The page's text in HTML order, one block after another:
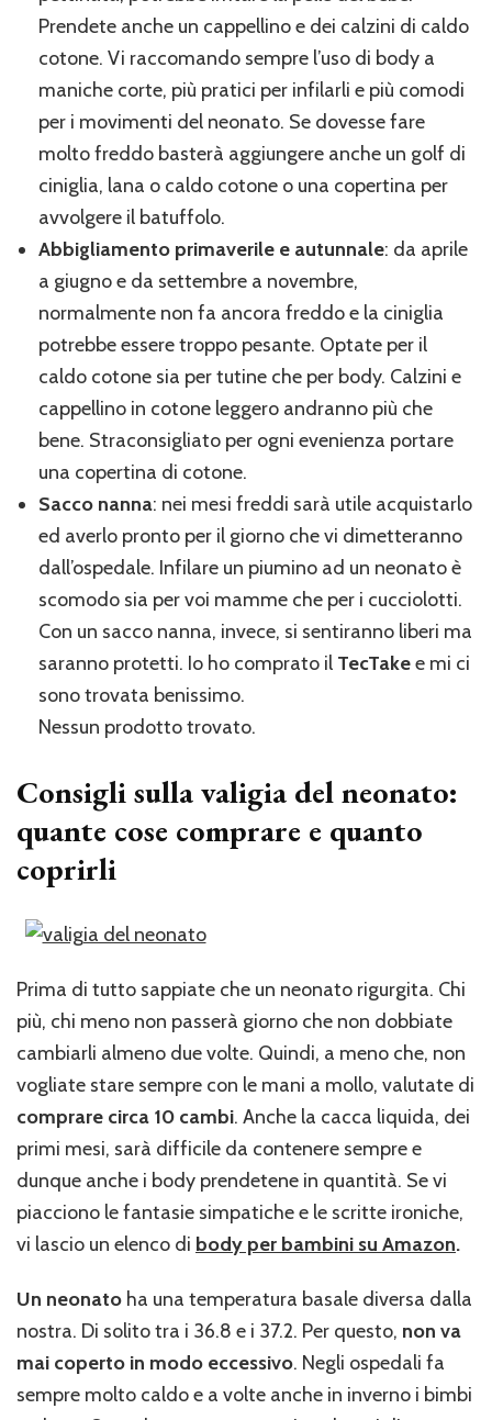
Prendete anche un cappellino e dei calzini di caldo
cotone. Vi raccomando sempre l’uso di body a
maniche corte, più pratici per infilarli e più comodi
per i movimenti del neonato. Se dovesse fare
molto freddo basterà aggiungere anche un golf di
ciniglia, lana o caldo cotone o una copertina per
avvolgere il batuffolo.
Abbigliamento primaverile e autunnale: da aprile
a giugno e da settembre a novembre,
normalmente non fa ancora freddo e la ciniglia
potrebbe essere troppo pesante. Optate per il
caldo cotone sia per tutine che per body. Calzini e
cappellino in cotone leggero andranno più che
bene. Straconsigliato per ogni evenienza portare
una copertina di cotone.
Sacco nanna: nei mesi freddi sarà utile acquistarlo
ed averlo pronto per il giorno che vi dimetteranno
dall’ospedale. Infilare un piumino ad un neonato è
scomodo sia per voi mamme che per i cucciolotti.
Con un sacco nanna, invece, si sentiranno liberi ma
saranno protetti. Io ho comprato il TecTakee mi ci
sono trovata benissimo.
Nessun prodotto trovato.
Consigli sulla valigia del neonato:
quante cose comprare e quanto
coprirli
Prima di tutto sappiate che un neonato rigurgita. Chi
più, chi meno non passerà giorno che non dobbiate
cambiarli almeno due volte. Quindi, a meno che, non
vogliate stare sempre con le mani a mollo, valutate di
comprare circa 10 cambi. Anche la cacca liquida, dei
primi mesi, sarà difficile da contenere sempre e
dunque anche i body prendetene in quantità. Se vi
piacciono le fantasie simpatiche e le scritte ironiche,
vi lascio un elenco di body per bambini su Amazon.
Un neonato ha una temperatura basale diversa dalla
nostra. Di solito tra i 36.8 e i 37.2. Per questo, non va
mai coperto in modo eccessivo. Negli ospedali fa
sempre molto caldo e a volte anche in inverno i bimbi